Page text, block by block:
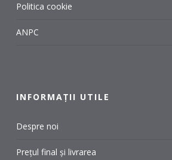
Politica cookie
ANPC
INFORMAȚII UTILE
Despre noi
Prețul final și livrarea